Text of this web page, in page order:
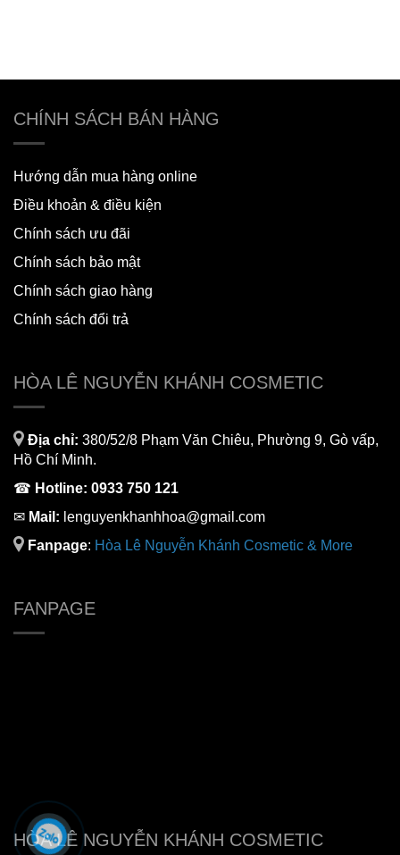
CHÍNH SÁCH BÁN HÀNG
Hướng dẫn mua hàng online
Điều khoản & điều kiện
Chính sách ưu đãi
Chính sách bảo mật
Chính sách giao hàng
Chính sách đổi trả
HÒA LÊ NGUYỄN KHÁNH COSMETIC
Địa chỉ: 380/52/8 Phạm Văn Chiêu, Phường 9, Gò vấp,
Hồ Chí Minh.
☎ Hotline: 0933 750 121
✉ Mail: lenguyenkhanhhoa@gmail.com
Fanpage: Hòa Lê Nguyễn Khánh Cosmetic & More
FANPAGE
HÒA LÊ NGUYỄN KHÁNH COSMETIC